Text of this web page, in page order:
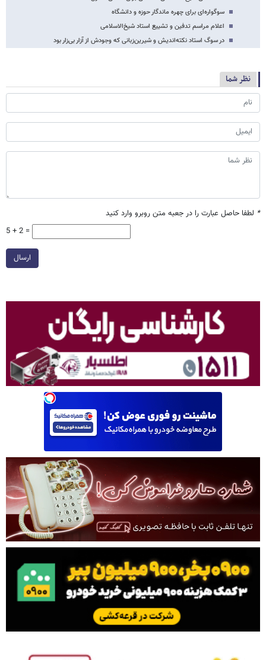
سوگواره‌ای برای چهره ماندگار حوزه و دانشگاه
اعلام مراسم تدفین و تشییع استاد شیخ‌الاسلامی
در سوگ استاد نکته‌اندیش و شیرین‌زبانی که وجودش از آزار بی‌زار بود
نظر شما
* لطفا حاصل عبارت را در جعبه متن روبرو وارد کنید
5 + 2 =
ارسال